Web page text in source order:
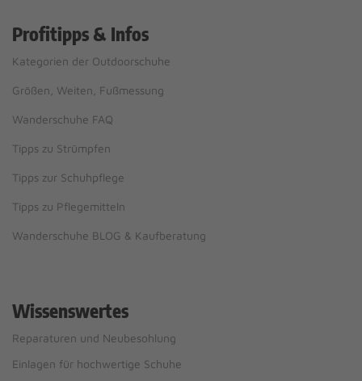
Profitipps & Infos
Kategorien der Outdoorschuhe
Größen, Weiten, Fußmessung
Wanderschuhe FAQ
Tipps zu Strümpfen
Tipps zur Schuhpflege
Tipps zu Pflegemitteln
Wanderschuhe BLOG & Kaufberatung
Wissenswertes
Reparaturen und Neubesohlung
Einlagen für hochwertige Schuhe